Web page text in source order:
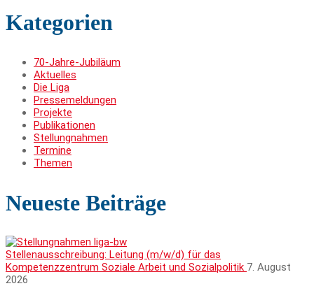
Kategorien
70-Jahre-Jubiläum
Aktuelles
Die Liga
Pressemeldungen
Projekte
Publikationen
Stellungnahmen
Termine
Themen
Neueste Beiträge
Stellenausschreibung: Leitung (m/w/d) für das
Kompetenzzentrum Soziale Arbeit und Sozialpolitik 7. August
2026